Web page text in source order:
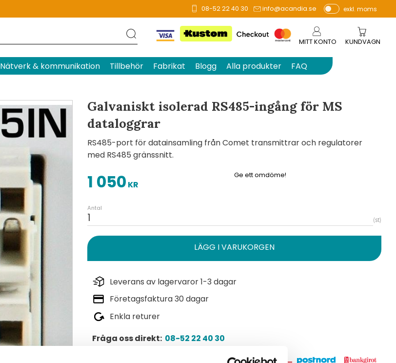
08-52 22 40 30 info@acandia.se
P
e
r
vi
s
exkl. moms
MITT KONTO KUNDVAGN
Nätverk & kommunikation Tillbehör Fabrikat Blogg Alla produkter FAQ
Galvaniskt isolerad RS485-ingång för MS
dataloggrar
RS485-port för datainsamling från Comet transmittrar och regulatorer
med RS485 gränssnitt.
1 050 KR
Antal
st
Leverans av lagervaror 1-3 dagar
Företagsfaktura 30 dagar
Enkla returer
Fråga oss direkt: 08-52 22 40 30
Ge ett omdöme!
Baserat på 0 betyg.